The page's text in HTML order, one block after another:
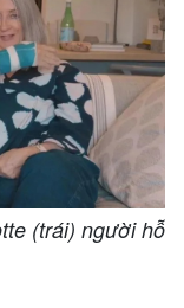
(trái) người hỗ